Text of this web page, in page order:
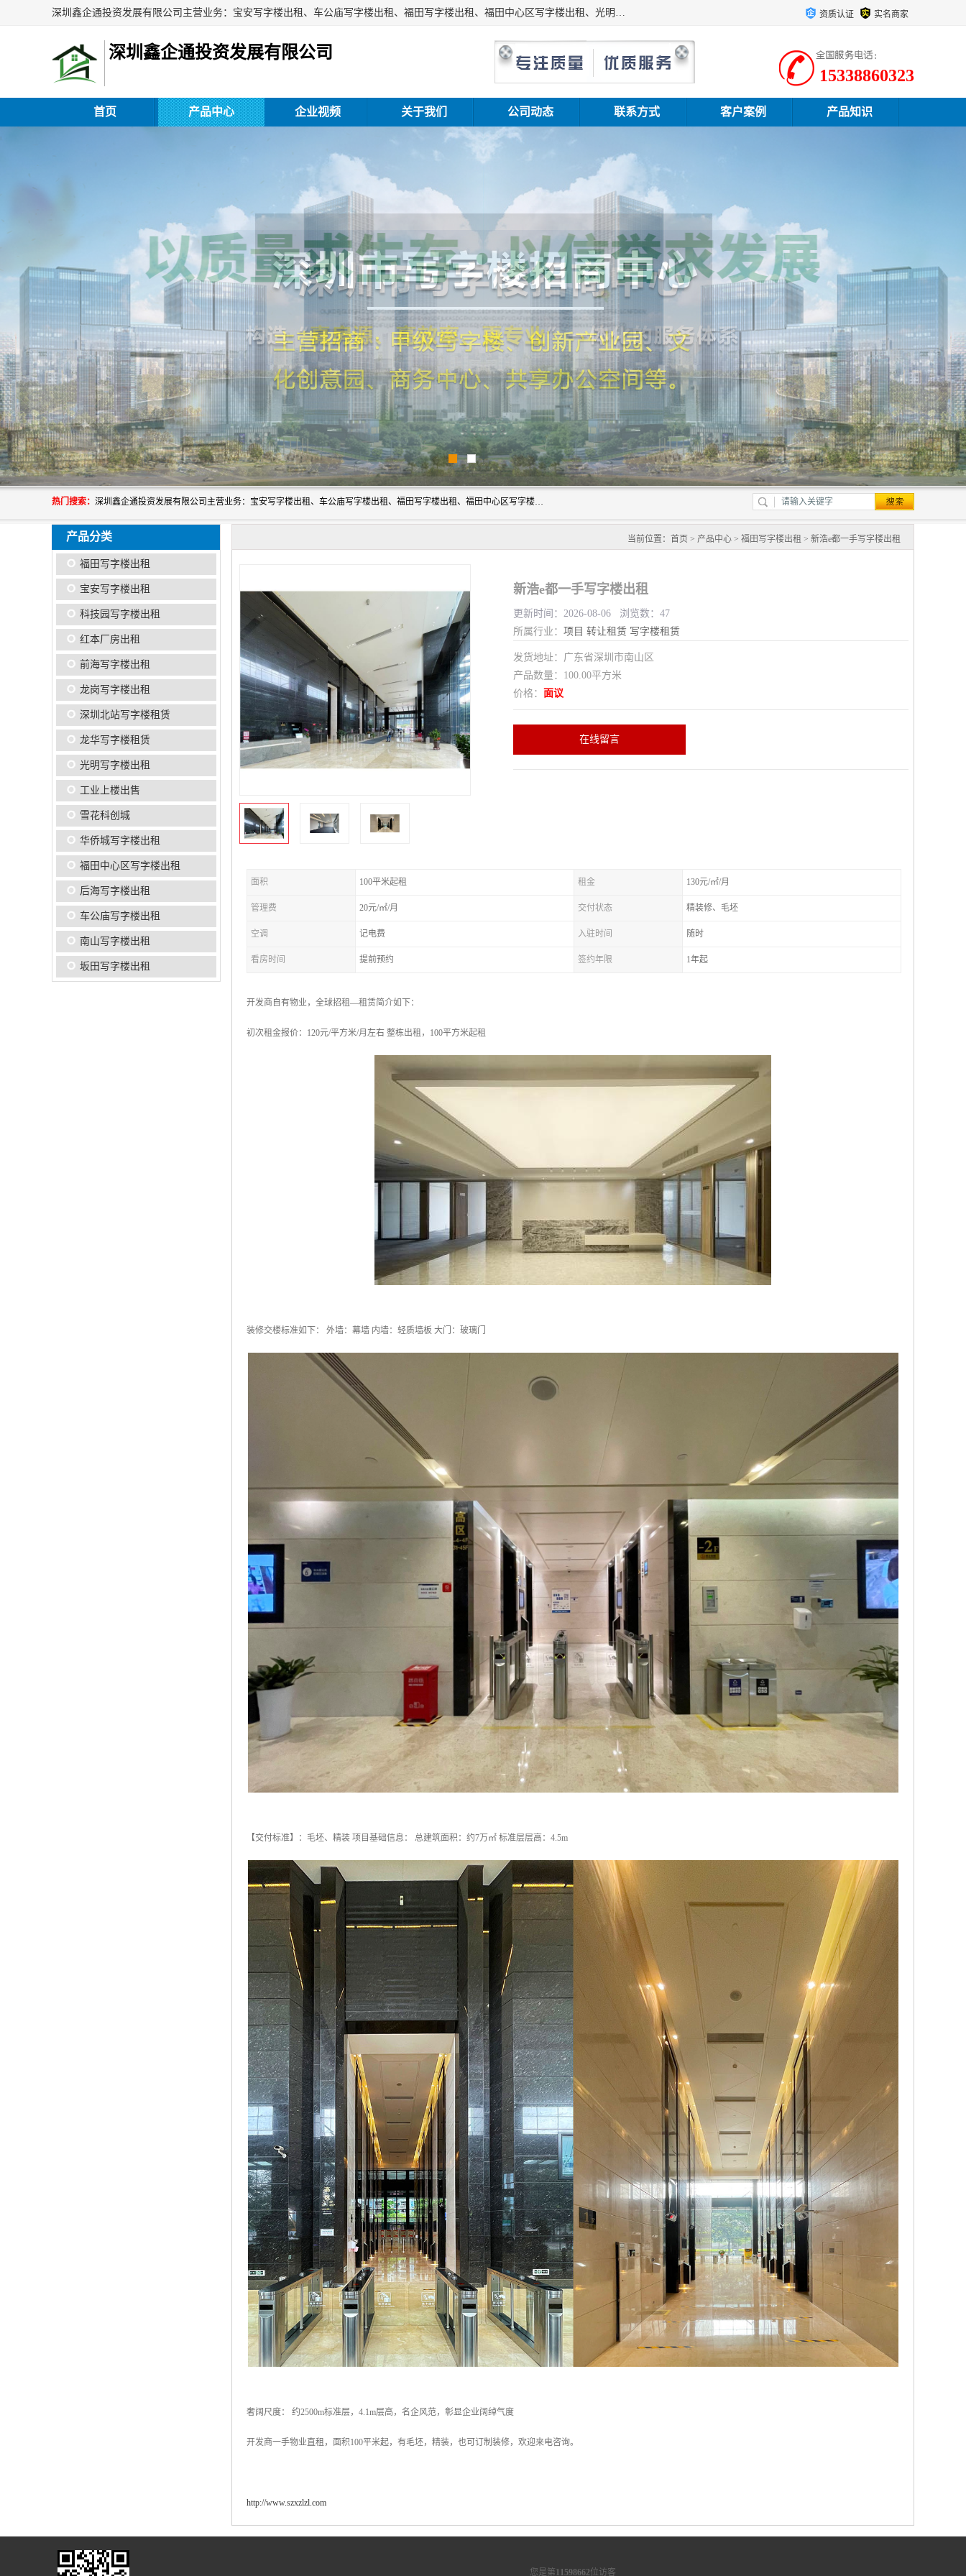
深圳鑫企通投资发展有限公司主营业务：宝安写字楼出租、车公庙写字楼出租、福田写字楼出租、福田中心区写字楼出租、光明写字楼出租、后海写字楼出租、科技园写字楼出租、南山写字楼出租等。公司专注为写字楼提供整体解决方案的化服务，依托于长期的写字楼线下运营经验和积累，以及丰富的互联网从业经验，拥有完善的服务架构体系、丰富的行业经验、与充分的销售资源。 资质认证 实名商家
深圳鑫企通投资发展有限公司
15338860323
首页 产品中心 企业视频 关于我们 公司动态 联系方式 客户案例 产品知识
热门搜索： 深圳鑫企通投资发展有限公司主营业务：宝安写字楼出租、车公庙写字楼出租、福田写字楼出租、福田中心区写字楼出租、光明写字楼出租、后海写字楼出租、科技园写字楼出租、南山写字楼出租等。公司专注为写字楼提供整体解决方案的化服务，依托于长期的写字楼线下运营经验和积累，以及丰富的互联网从业经验，拥有完善的服务架构体系、丰富的行业经验、与充分的销售资源。
产品分类
福田写字楼出租
宝安写字楼出租
科技园写字楼出租
红本厂房出租
前海写字楼出租
龙岗写字楼出租
深圳北站写字楼租赁
龙华写字楼租赁
光明写字楼出租
工业上楼出售
雪花科创城
华侨城写字楼出租
福田中心区写字楼出租
后海写字楼出租
车公庙写字楼出租
南山写字楼出租
坂田写字楼出租
当前位置： 首页 > 产品中心 > 福田写字楼出租 > 新浩e都一手写字楼出租
新浩e都一手写字楼出租
更新时间：2026-08-06 浏览数：47
所属行业： 项目 转让租赁 写字楼租赁
发货地址：广东省深圳市南山区
产品数量：100.00平方米
价格： 面议
在线留言
面积 100平米起租 租金 130元/㎡/月
管理费 20元/㎡/月 交付状态 精装修、毛坯
空调 记电费 入驻时间 随时
看房时间 提前预约 签约年限 1年起
开发商自有物业，全球招租—租赁简介如下：
初次租金报价：120元/平方米/月左右 整栋出租，100平方米起租
装修交楼标准如下： 外墙：幕墙 内墙：轻质墙板 大门：玻璃门
【交付标准】：毛坯、精装 项目基础信息： 总建筑面积：约7万㎡ 标准层层高：4.5m
奢阔尺度： 约2500m标准层，4.1m层高，名企风范，彰显企业阔绰气度
开发商一手物业直租，面积100平米起，有毛坯，精装，也可订制装修，欢迎来电咨询。
http://www.szxzlzl.com
您是第11598662位访客